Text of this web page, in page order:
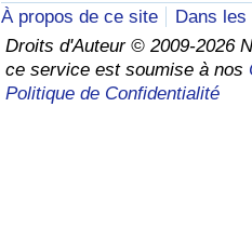
À propos de ce site
Dans
Droits d'Auteur © 2009-2026
ce service est soumise à nos
Politique de Confidentialité
à Akaba
Criminalité
Indice de Criminalité